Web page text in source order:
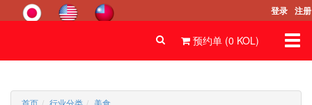
登录 注册
预约单 (0 KOL)
首页 行业分类 美食